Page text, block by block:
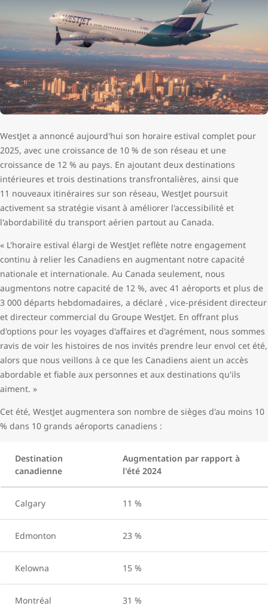
WestJet a annoncé aujourd'hui son horaire estival complet pour
2025, avec une croissance de 10 % de son réseau et une
croissance de 12 % au pays. En ajoutant deux destinations
intérieures et trois destinations transfrontalières, ainsi que
11 nouveaux itinéraires sur son réseau, WestJet poursuit
activement sa stratégie visant à améliorer l'accessibilité et
l'abordabilité du transport aérien partout au Canada.
« L'horaire estival élargi de WestJet reflète notre engagement
continu à relier les Canadiens en augmentant notre capacité
nationale et internationale. Au Canada seulement, nous
augmentons notre capacité de 12 %, avec 41 aéroports et plus de
3 000 départs hebdomadaires, a déclaré , vice-président directeur
et directeur commercial du Groupe WestJet. En offrant plus
d'options pour les voyages d'affaires et d'agrément, nous sommes
ravis de voir les histoires de nos invités prendre leur envol cet été,
alors que nous veillons à ce que les Canadiens aient un accès
abordable et fiable aux personnes et aux destinations qu'ils
aiment. »
Cet été, WestJet augmentera son nombre de sièges d'au moins 10
% dans 10 grands aéroports canadiens :
Destination
canadienne
Augmentation par rapport à
l'été 2024
Calgary 11 %
Edmonton 23 %
Kelowna 15 %
Montréal 31 %